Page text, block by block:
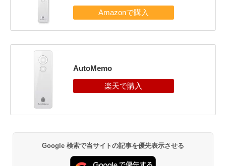
AutoMemo
Google 検索で当サイトの記事を優先表示させる